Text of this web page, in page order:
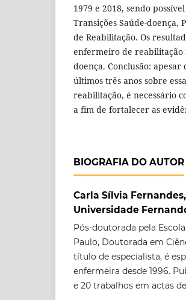
1979 e 2018, sendo
Transições Saúde-doença,
de Reabilitação. Os
enfermeiro de reabilitação
doença. Conclusão:
últimos três anos sobre
reabilitação, é necessário
a fim de fortalecer as
BIOGRAFIA DO AUTOR
Carla Sílvia
Universidade
Pós-doutorada pela
Paulo, Doutorada em
título de especialista, é
enfermeira desde 1996.
e 20 trabalhos em actas